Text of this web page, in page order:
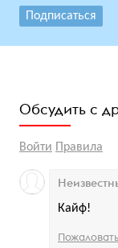
Подписаться
Обсудить с
Войти Правила
Кайф!